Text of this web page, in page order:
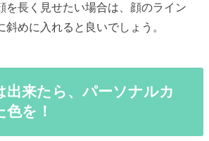
を長く見せたい場合は、顔のライン
斜めに入れると良いでしょう。
出来たら、パーソナルカ
を！